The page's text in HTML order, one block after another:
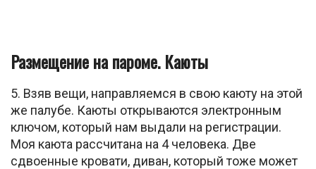
Размещение на пароме. Каюты
5. Взяв вещи, направляемся в свою каюту на этой
же палубе. Каюты открываются электронным
ключом, который нам выдали на регистрации.
Моя каюта рассчитана на 4 человека. Две
сдвоенные кровати, диван, который тоже может